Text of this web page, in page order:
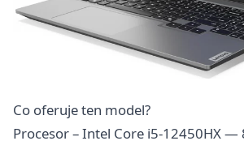
Co oferuje ten model?
Procesor – Intel Core i5-12450HX —